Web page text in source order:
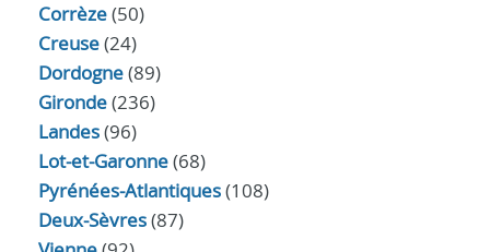
Corrèze(50)
Creuse(24)
Dordogne(89)
Gironde(236)
Landes(96)
Lot-et-Garonne(68)
Pyrénées-Atlantiques(108)
Deux-Sèvres(87)